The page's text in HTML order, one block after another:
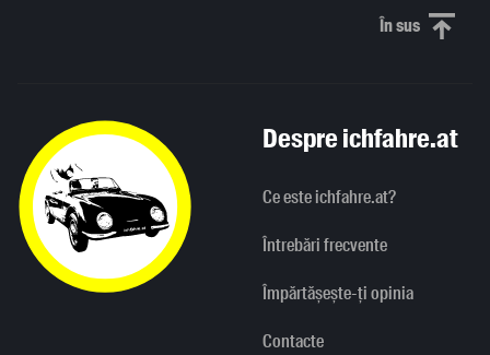
În susDerulați
Despre ichfahre.at
Ce este ichfahre.at?
Întrebări frecvente
Împărtășește-ți opinia
Contacte